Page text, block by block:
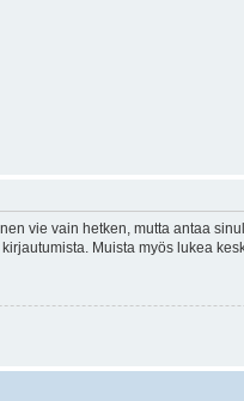
vie vain hetken, mutta antaa
Muista myös lukea